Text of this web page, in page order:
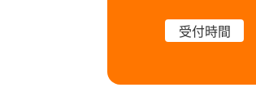
受付時間